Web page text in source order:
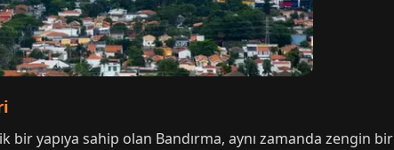
bir yapıya sahip olan Bandırma, aynı zamanda zengin bir